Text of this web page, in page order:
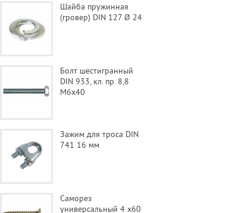
Шайба пружинная
(гровер) DIN 127 Ø 24
Болт шестигранный
DIN 933, кл. пр. 8,8
M6x40
Зажим для троса DIN
741 16 мм
Саморез
универсальный 4 х60